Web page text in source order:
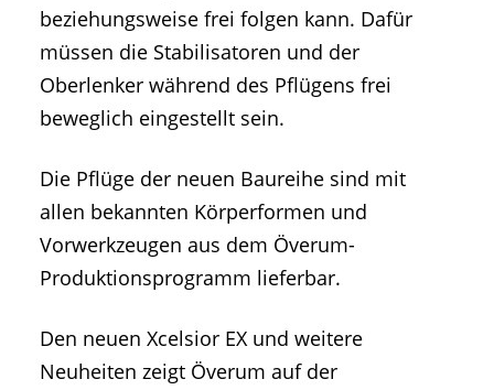
beziehungsweise frei folgen kann. Dafür
müssen die Stabilisatoren und der
Oberlenker während des Pflügens frei
beweglich eingestellt sein.
Die Pflüge der neuen Baureihe sind mit
allen bekannten Körperformen und
Vorwerkzeugen aus dem Överum-
Produktionsprogramm lieferbar.
Den neuen Xcelsior EX und weitere
Neuheiten zeigt Överum auf der